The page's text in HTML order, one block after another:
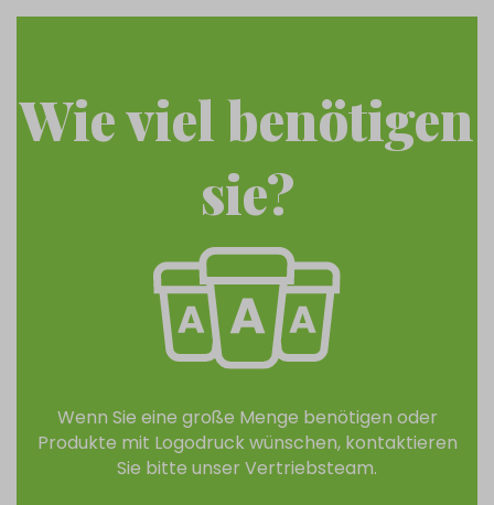
Wie viel benötigen
sie?
Wenn Sie eine große Menge benötigen oder
Produkte mit Logodruck wünschen, kontaktieren
Sie bitte unser Vertriebsteam.